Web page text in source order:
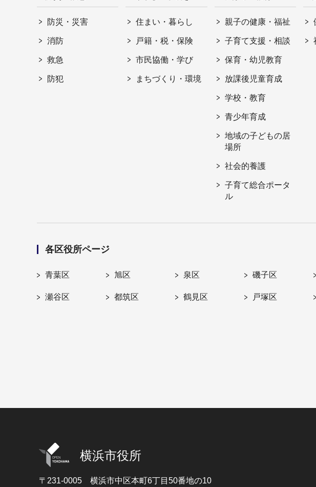
防災・災害
消防
救急
防犯
住まい・暮らし
戸籍・税・保険
市民協働・学び
まちづくり・環境
親子の健康・福祉
子育て支援・相談
保育・幼児教育
放課後児童育成
学校・教育
青少年育成
地域の子どもの居
場所
社会的養護
子育て総合ポータ
ル
各区役所ページ
青葉区 旭区 泉区 磯子区
瀬谷区 都筑区 鶴見区 戸塚区
横浜市役所
〒231-0005 横浜市中区本町6丁目50番地の10